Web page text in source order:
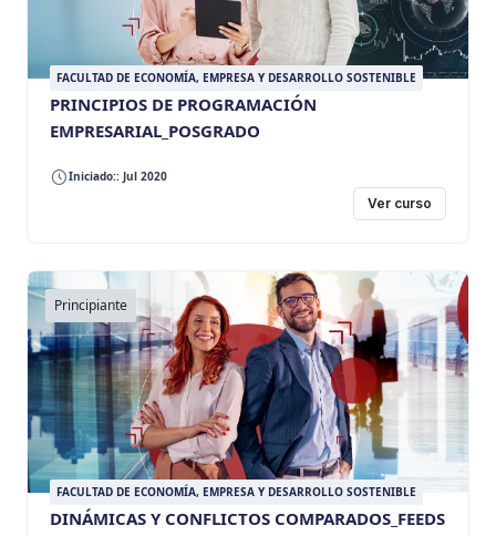
FACULTAD DE ECONOMÍA, EMPRESA Y DESARROLLO SOSTENIBLE
PRINCIPIOS DE PROGRAMACIÓN
EMPRESARIAL_POSGRADO
Iniciado:: Jul 2020
Ver curso
Principiante
FACULTAD DE ECONOMÍA, EMPRESA Y DESARROLLO SOSTENIBLE
DINÁMICAS Y CONFLICTOS COMPARADOS_FEEDS